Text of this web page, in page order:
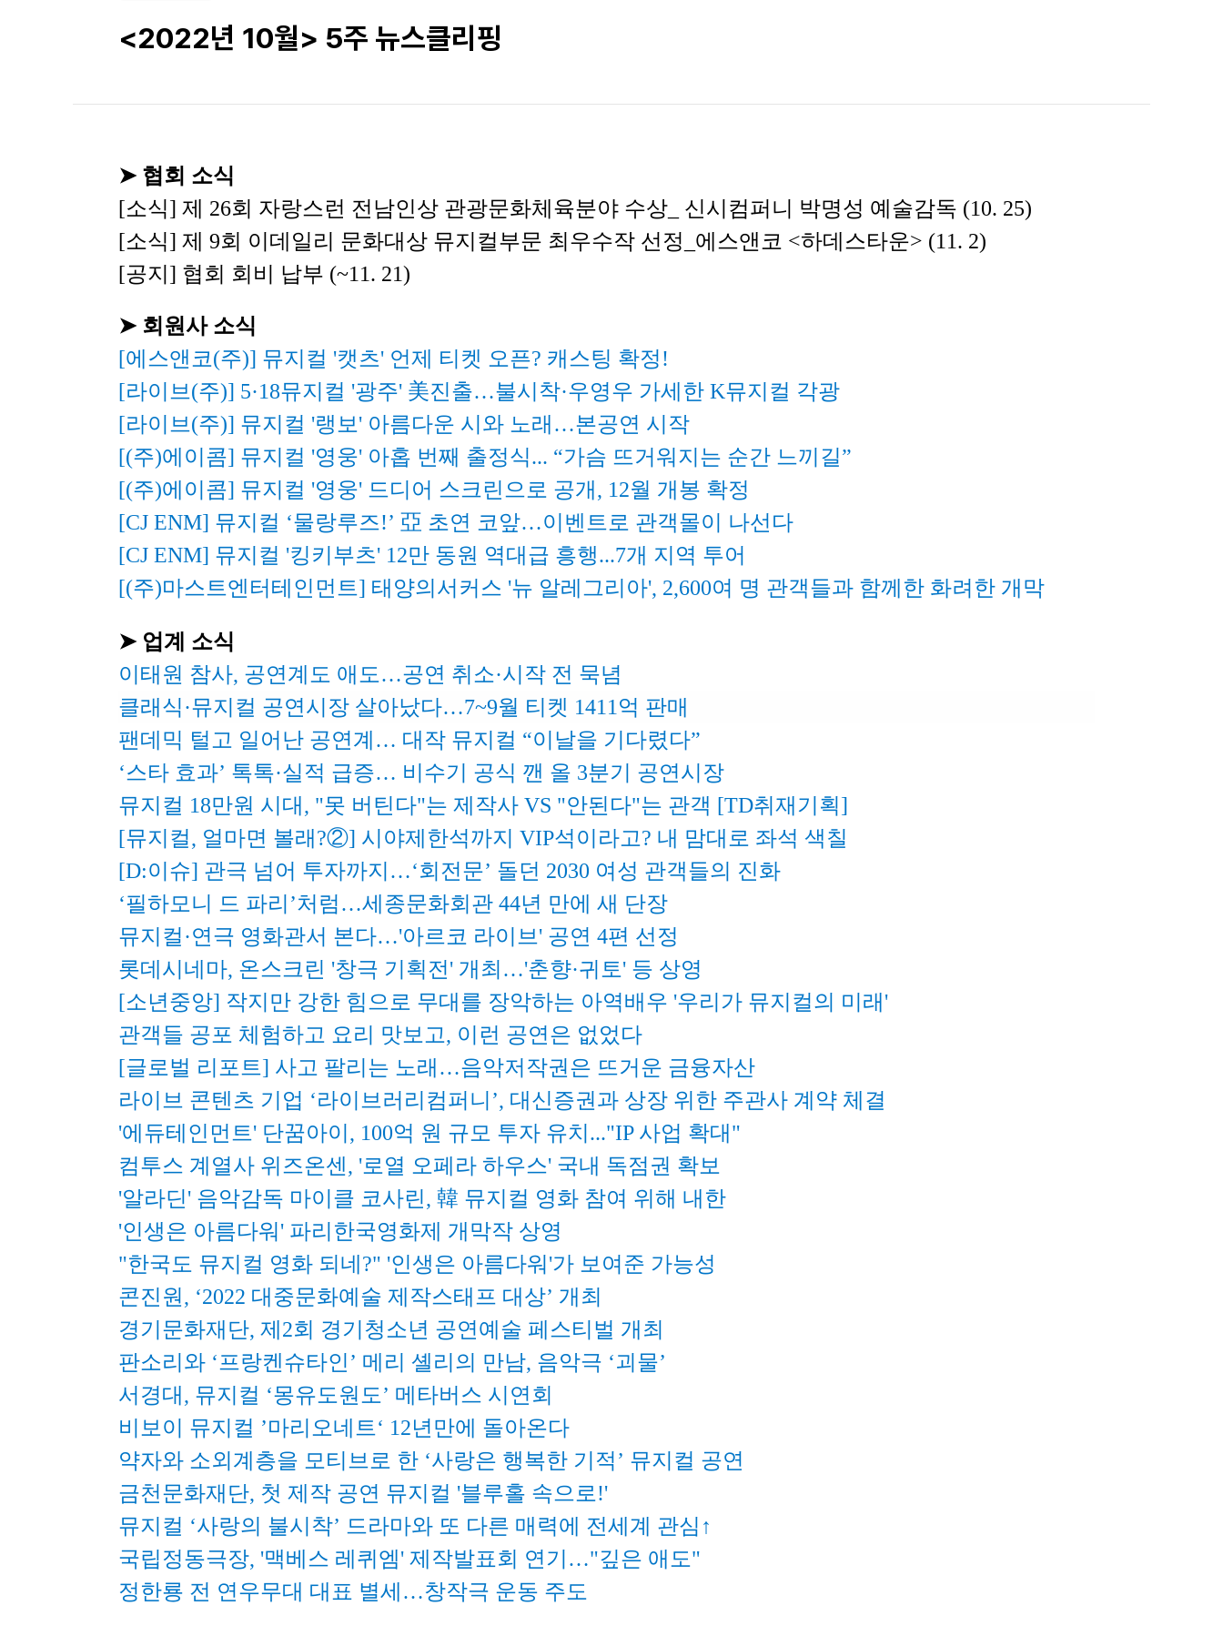
<2022년 10월> 5주 뉴스클리핑
➤ 협회 소식
[소식] 제 26회 자랑스런 전남인상 관광문화체육분야 수상_ 신시컴퍼니 박명성 예술감독 (10. 25)
[소식] 제 9회 이데일리 문화대상 뮤지컬부문 최우수작 선정_에스앤코 <하데스타운> (11. 2)
[공지] 협회 회비 납부 (~11. 21)
➤ 회원사 소식
[에스앤코(주)] 뮤지컬 '캣츠' 언제 티켓 오픈? 캐스팅 확정!
[라이브(주)] 5·18뮤지컬 '광주' 美진출…불시착·우영우 가세한 K뮤지컬 각광
[라이브(주)] 뮤지컬 '랭보' 아름다운 시와 노래…본공연 시작
[(주)에이콤] 뮤지컬 '영웅' 아홉 번째 출정식... “가슴 뜨거워지는 순간 느끼길”
[(주)에이콤] 뮤지컬 '영웅' 드디어 스크린으로 공개, 12월 개봉 확정
[CJ ENM] 뮤지컬 ‘물랑루즈!’ 亞 초연 코앞…이벤트로 관객몰이 나선다
[CJ ENM] 뮤지컬 '킹키부츠' 12만 동원 역대급 흥행...7개 지역 투어
[(주)마스트엔터테인먼트] 태양의서커스 '뉴 알레그리아', 2,600여 명 관객들과 함께한 화려한 개막
➤ 업계 소식
이태원 참사, 공연계도 애도…공연 취소·시작 전 묵념
클래식·뮤지컬 공연시장 살아났다…7~9월 티켓 1411억 판매
팬데믹 털고 일어난 공연계… 대작 뮤지컬 “이날을 기다렸다”
‘스타 효과’ 톡톡·실적 급증… 비수기 공식 깬 올 3분기 공연시장
뮤지컬 18만원 시대, "못 버틴다"는 제작사 VS "안된다"는 관객 [TD취재기획]
[뮤지컬, 얼마면 볼래?②] 시야제한석까지 VIP석이라고? 내 맘대로 좌석 색칠
[D:이슈] 관극 넘어 투자까지…‘회전문’ 돌던 2030 여성 관객들의 진화
‘필하모니 드 파리’처럼…세종문화회관 44년 만에 새 단장
뮤지컬·연극 영화관서 본다…'아르코 라이브' 공연 4편 선정
롯데시네마, 온스크린 '창극 기획전' 개최…'춘향·귀토' 등 상영
[소년중앙] 작지만 강한 힘으로 무대를 장악하는 아역배우 '우리가 뮤지컬의 미래'
관객들 공포 체험하고 요리 맛보고, 이런 공연은 없었다
[글로벌 리포트] 사고 팔리는 노래…음악저작권은 뜨거운 금융자산
라이브 콘텐츠 기업 ‘라이브러리컴퍼니’, 대신증권과 상장 위한 주관사 계약 체결
'에듀테인먼트' 단꿈아이, 100억 원 규모 투자 유치..."IP 사업 확대"
컴투스 계열사 위즈온센, '로열 오페라 하우스' 국내 독점권 확보
'알라딘' 음악감독 마이클 코사린, 韓 뮤지컬 영화 참여 위해 내한
'인생은 아름다워' 파리한국영화제 개막작 상영
"한국도 뮤지컬 영화 되네?" '인생은 아름다워'가 보여준 가능성
콘진원, ‘2022 대중문화예술 제작스태프 대상’ 개최
경기문화재단, 제2회 경기청소년 공연예술 페스티벌 개최
판소리와 ‘프랑켄슈타인’ 메리 셸리의 만남, 음악극 ‘괴물’
서경대, 뮤지컬 ‘몽유도원도’ 메타버스 시연회
비보이 뮤지컬 ’마리오네트‘ 12년만에 돌아온다
약자와 소외계층을 모티브로 한 ‘사랑은 행복한 기적’ 뮤지컬 공연
금천문화재단, 첫 제작 공연 뮤지컬 '블루홀 속으로!'
뮤지컬 ‘사랑의 불시착’ 드라마와 또 다른 매력에 전세계 관심↑
국립정동극장, '맥베스 레퀴엠' 제작발표회 연기…"깊은 애도"
정한룡 전 연우무대 대표 별세…창작극 운동 주도